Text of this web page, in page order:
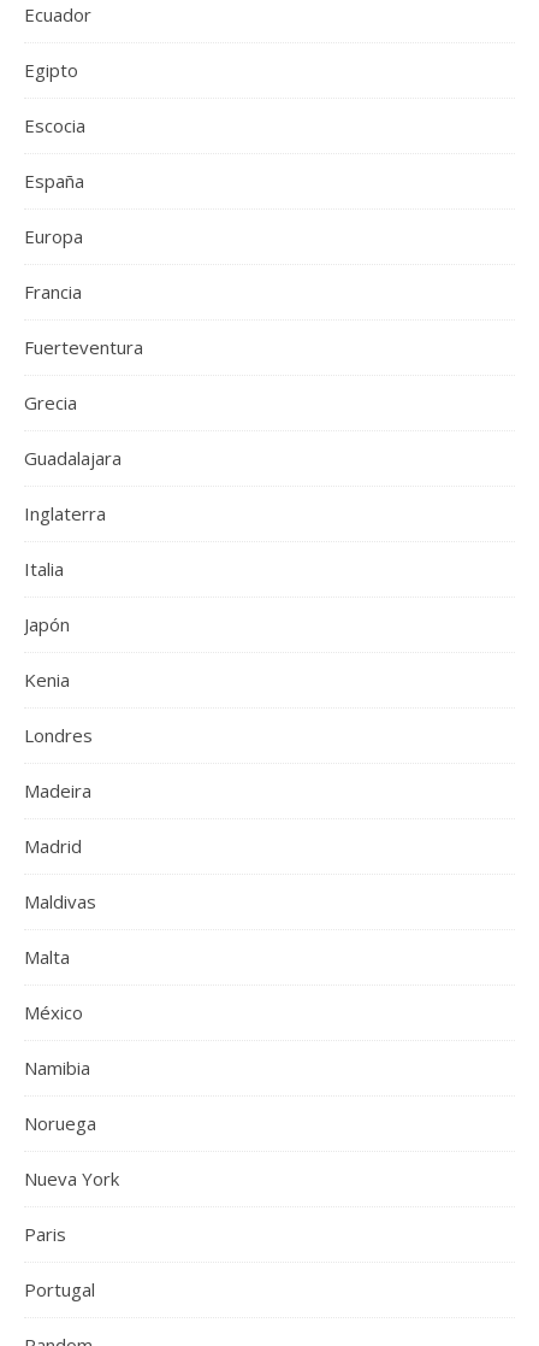
Ecuador
Egipto
Escocia
España
Europa
Francia
Fuerteventura
Grecia
Guadalajara
Inglaterra
Italia
Japón
Kenia
Londres
Madeira
Madrid
Maldivas
Malta
México
Namibia
Noruega
Nueva York
Paris
Portugal